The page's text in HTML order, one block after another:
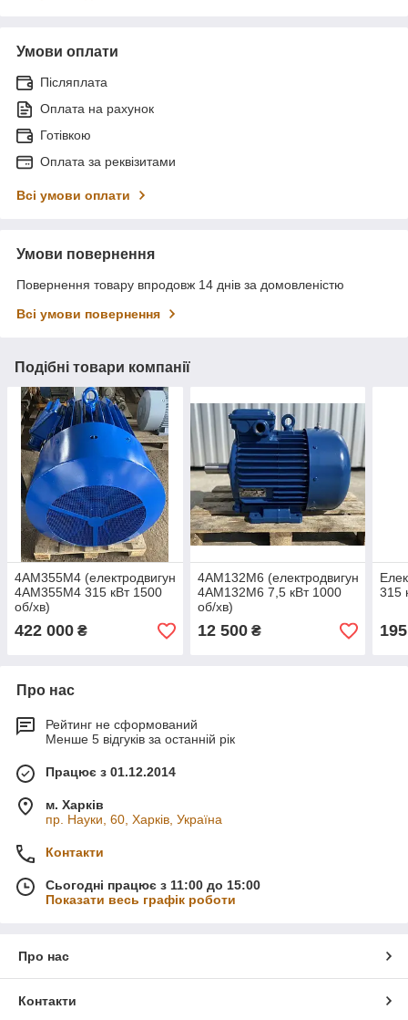
Умови оплати
Післяплата
Оплата на рахунок
Готівкою
Оплата за реквізитами
Всі умови оплати
Умови повернення
Повернення товару впродовж 14 днів за домовленістю
Всі умови повернення
Подібні товари компанії
4АМ355М4 (електродвигун
4АМ355М4 315 кВт 1500
об/хв)
422 000 ₴
4АМ132М6 (електродвигун
4АМ132М6 7,5 кВт 1000
об/хв)
12 500₴
315
Про нас
Рейтинг не сформований
Менше 5 відгуків за останній рік
Працює з 01.12.2014
м. Харків
пр. Науки, 60, Харків, Україна
Контакти
Сьогодні працює з 11:00 до 15:00
Показати весь графік роботи
Про нас
Контакти